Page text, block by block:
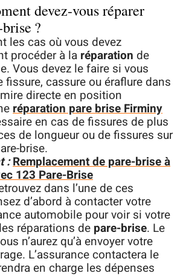
devez-vous réparer
?
les cas où vous devez
procéder à la réparation de
Vous devez le faire si vous
fissure, cassure ou éraflure dans
directe en position
réparation pare brise Firminy
en cas de fissures de plus
de longueur ou de fissures sur
brise.
:Remplacement de pare-brise à
123 Pare-Brise
dans l’une de ces
d’abord à contacter votre
automobile pour voir si votre
réparations de pare-brise. Le
n’aurez qu’à envoyer votre
L’assurance contactera le
en charge les dépenses